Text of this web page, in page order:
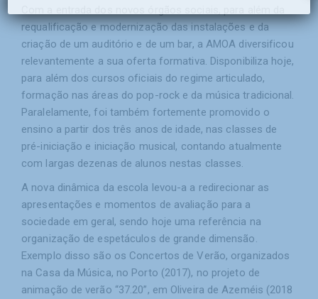
requalificação e modernização das instalações e da
criação de um auditório e de um bar, a AMOA diversificou
relevantemente a sua oferta formativa. Disponibiliza hoje,
para além dos cursos oficiais do regime articulado,
formação nas áreas do pop-rock e da música tradicional.
Paralelamente, foi também fortemente promovido o
ensino a partir dos três anos de idade, nas classes de
pré-iniciação e iniciação musical, contando atualmente
com largas dezenas de alunos nestas classes.
A nova dinâmica da escola levou-a a redirecionar as
apresentações e momentos de avaliação para a
sociedade em geral, sendo hoje uma referência na
organização de espetáculos de grande dimensão.
Exemplo disso são os Concertos de Verão, organizados
na Casa da Música, no Porto (2017), no projeto de
animação de verão “37.20”, em Oliveira de Azeméis (2018